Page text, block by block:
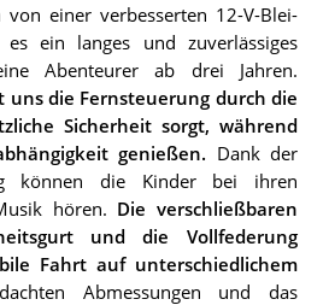
von einer verbesserten 12-V-Blei-
es ein langes und zuverlässiges
Abenteurer ab drei Jahren.
uns die Fernsteuerung durch die
Sicherheit sorgt, während
genießen. Dank der
können die Kinder bei ihren
hören. Die verschließbaren
und die Vollfederung
Fahrt auf unterschiedlichem
Abmessungen und das